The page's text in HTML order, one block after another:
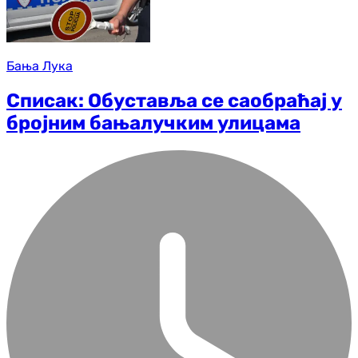
Бања Лука
Списак: Обуставља се саобраћај у
бројним бањалучким улицама